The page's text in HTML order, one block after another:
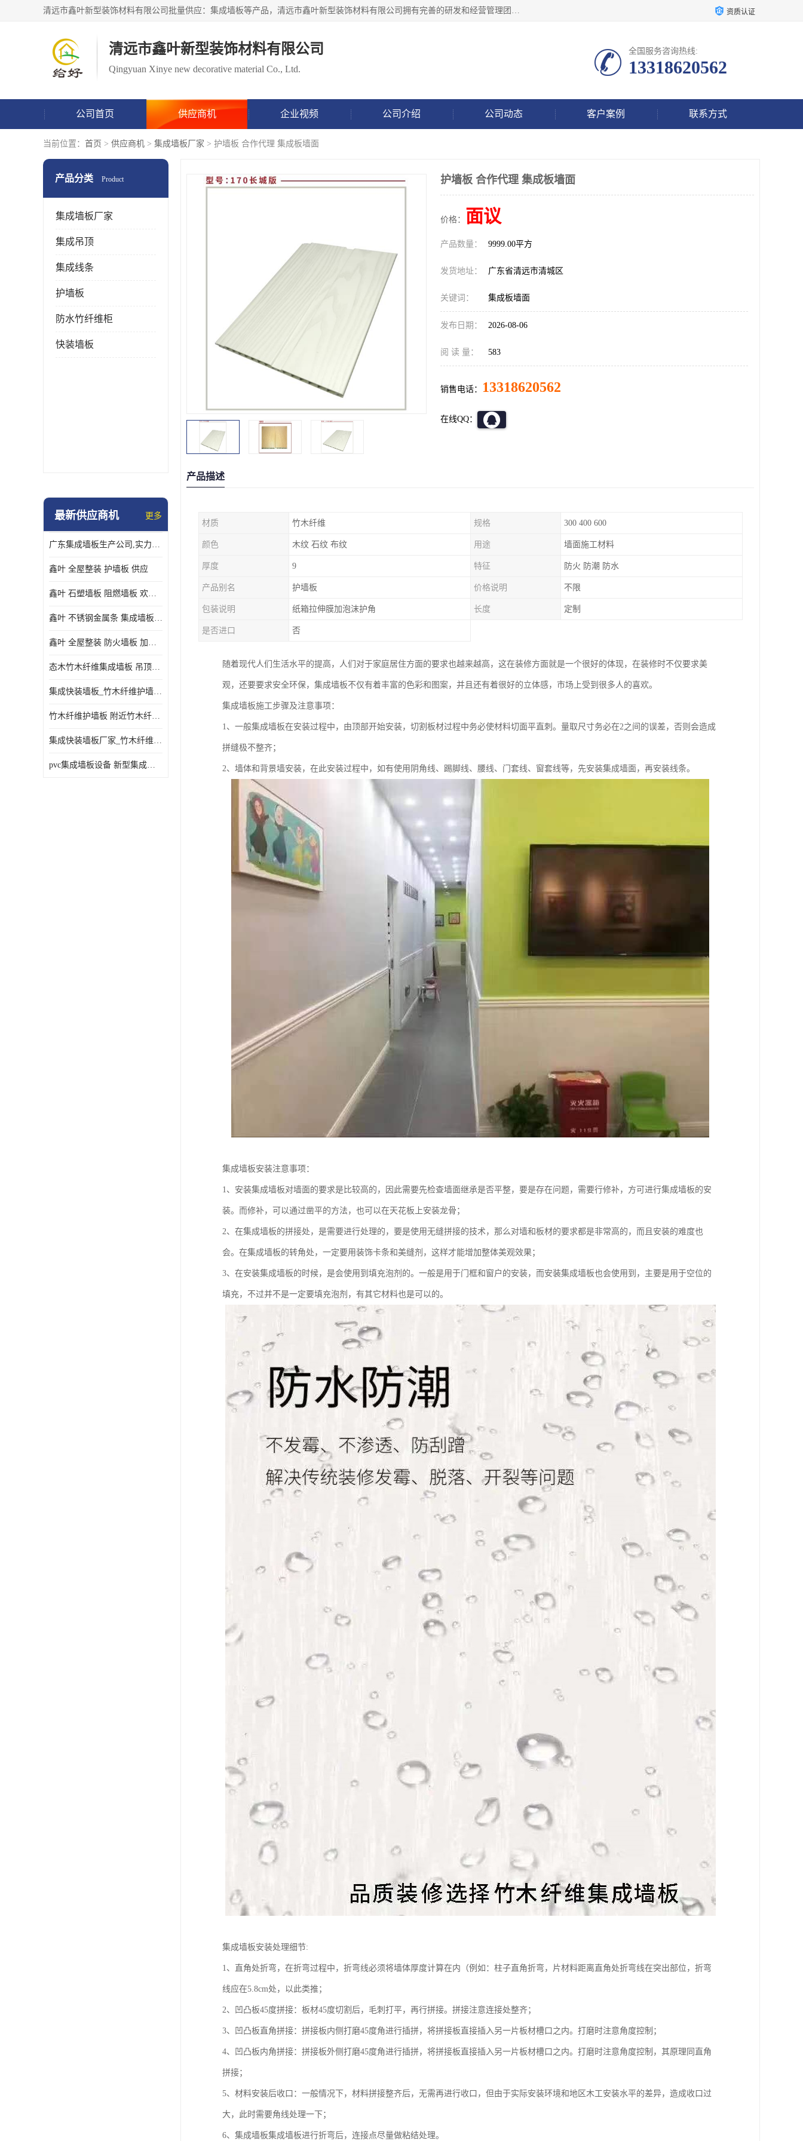
清远市鑫叶新型装饰材料有限公司批量供应：集成墙板等产品，清远市鑫叶新型装饰材料有限公司拥有完善的研发和经营管理团队，取得有70多项证书。不断让研发科技成果惠及全人类，用新材料保护自然资源，让人类生活居住健康与自然发展相和谐。全国统一热线电话：*。 资质认证
清远市鑫叶新型装饰材料有限公司
Qingyuan Xinye new decorative material Co., Ltd.
全国服务咨询热线:
13318620562
公司首页 供应商机 企业视频 公司介绍 公司动态 客户案例 联系方式
当前位置： 首页 > 供应商机 > 集成墙板厂家 > 护墙板 合作代理 集成板墙面
产品分类 Product
集成墙板厂家
集成吊顶
集成线条
护墙板
防水竹纤维柜
快装墙板
最新供应商机 更多
广东集成墙板生产公司,实力厂家-配送+设计+安装-没中间商
鑫叶 全屋整装 护墙板 供应
鑫叶 石塑墙板 阻燃墙板 欢迎选购
鑫叶 不锈钢金属条 集成墙板阴角线 欢迎选购
鑫叶 全屋整装 防火墙板 加工定制
态木竹木纤维集成墙板 吊顶板材 扣板快装 护墙板
集成快装墙板_竹木纤维护墙板厂家_竹木纤维集成墙板厂家
竹木纤维护墙板 附近竹木纤维集成墙板厂
集成快装墙板厂家_竹木纤维护墙板厂家_竹木纤维集成墙板厂家
pvc集成墙板设备 新型集成墙板 厂家供应
护墙板 合作代理 集成板墙面
价格： 面议
产品数量： 9999.00平方
发货地址： 广东省清远市清城区
关键词： 集成板墙面
发布日期： 2026-08-06
阅 读 量： 583
销售电话： 13318620562
在线QQ：
产品描述
材质 竹木纤维 规格 300 400 600
颜色 木纹 石纹 布纹 用途 墙面施工材料
厚度 9 特征 防火 防潮 防水
产品别名 护墙板 价格说明 不限
包装说明 纸箱拉伸膜加泡沫护角 长度 定制
是否进口 否
随着现代人们生活水平的提高，人们对于家庭居住方面的要求也越来越高，这在装修方面就是一个很好的体现，在装修时不仅要求美
观，还要要求安全环保，集成墙板不仅有着丰富的色彩和图案，并且还有着很好的立体感，市场上受到很多人的喜欢。
集成墙板施工步骤及注意事项：
1、一般集成墙板在安装过程中，由顶部开始安装，切割板材过程中务必使材料切面平直刺。量取尺寸务必在2之间的误差，否则会造成
拼缝极不整齐；
2、墙体和背景墙安装，在此安装过程中，如有使用阴角线、踢脚线、腰线、门套线、窗套线等，先安装集成墙面，再安装线条。
集成墙板安装注意事项：
1、安装集成墙板对墙面的要求是比较高的，因此需要先检查墙面继承是否平整，要是存在问题，需要行修补，方可进行集成墙板的安
装。而修补，可以通过凿平的方法，也可以在天花板上安装龙骨；
2、在集成墙板的拼接处，是需要进行处理的，要是使用无缝拼接的技术，那么对墙和板材的要求都是非常高的，而且安装的难度也
会。在集成墙板的转角处，一定要用装饰卡条和美缝剂，这样才能增加整体美观效果；
3、在安装集成墙板的时候，是会使用到填充泡剂的。一般是用于门框和窗户的安装，而安装集成墙板也会使用到，主要是用于空位的
填充，不过并不是一定要填充泡剂，有其它材料也是可以的。
集成墙板安装处理细节:
1、直角处折弯，在折弯过程中，折弯线必须将墙体厚度计算在内（例如：柱子直角折弯，片材料距离直角处折弯线在突出部位，折弯
线应在5.8cm处，以此类推；
2、凹凸板45度拼接：板材45度切割后，毛刺打平，再行拼接。拼接注意连接处整齐；
3、凹凸板直角拼接：拼接板内侧打磨45度角进行插拼，将拼接板直接插入另一片板材槽口之内。打磨时注意角度控制；
4、凹凸板内角拼接：拼接板外侧打磨45度角进行插拼，将拼接板直接插入另一片板材槽口之内。打磨时注意角度控制，其原理同直角
拼接；
5、材料安装后收口：一般情况下，材料拼接整齐后，无需再进行收口，但由于实际安装环境和地区木工安装水平的差异，造成收口过
大，此时需要角线处理一下；
6、集成墙板集成墙板进行折弯后，连接点尽量做粘结处理。